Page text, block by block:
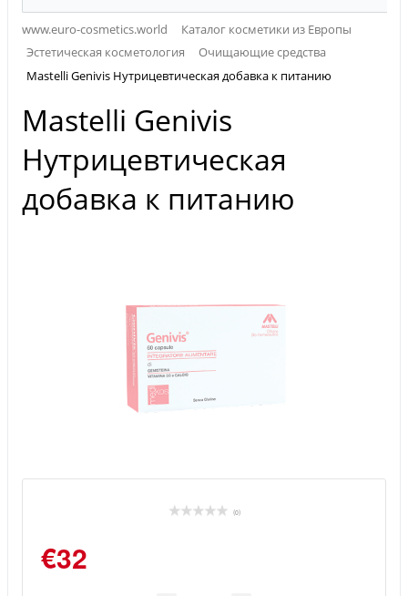
www.euro-cosmetics.world
Каталог косметики из Европы
Эстетическая косметология
Очищающие средства
Mastelli Genivis Нутрицевтическая добавка к питанию
Mastelli Genivis
Нутрицевтическая
добавка к питанию
(0)
€32